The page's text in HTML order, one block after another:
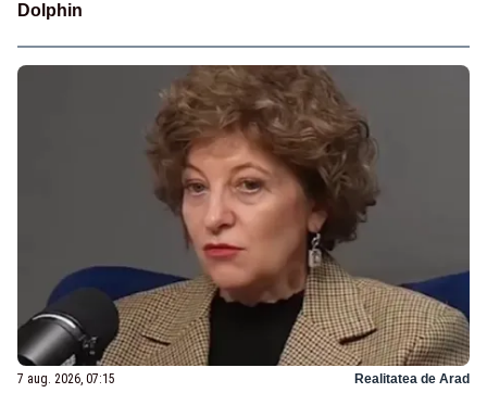
Dolphin
7 aug. 2026, 07:15 Realitatea de Arad